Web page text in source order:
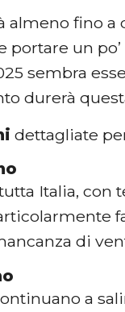
almeno fino a
portare un
sembra
durerà
dettagliate
Italia,
di
a